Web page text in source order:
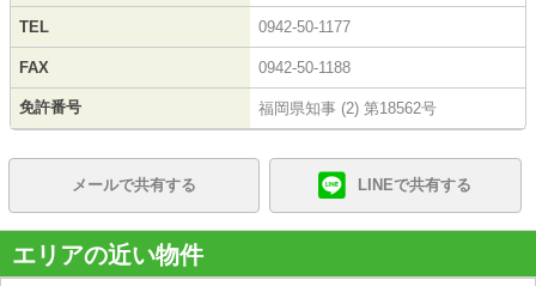
TEL 0942-50-1177
FAX 0942-50-1188
免許番号 福岡県知事 (2) 第18562号
メールで共有する LINEで共有する
エリアの近い物件